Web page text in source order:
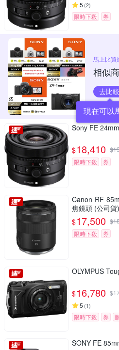
5 (2)
限時下殺 券
馬上比買
相似
去比較
現在可以
Sony FE
$18,410 $
限時下殺
券
Canon RF
焦鏡頭 (公司貨)
$17,500 $
限時下殺
券
OLYMPUS
$16,780 $
5 (1)
限時下殺 券
SONY FE